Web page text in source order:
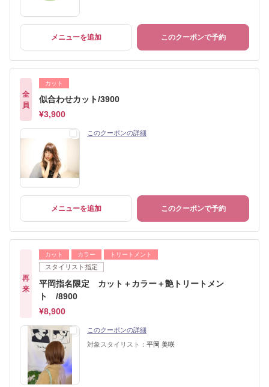
メニューを追加 このクーポンで予約
全
員
カット
似合わせカット/3900
¥3,900
このクーポンの詳細
メニューを追加 このクーポンで予約
再
来
カット カラー トリートメント
スタイリスト指定
平岡指名限定 カット＋カラー＋艶トリートメン
ト /8900
¥8,900
このクーポンの詳細
対象スタイリスト： 平岡 美咲